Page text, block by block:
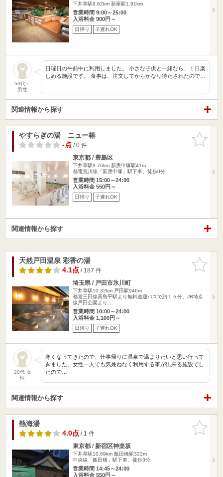
下井草駅9.62km 新座駅1.91km
営業時間 9:00～25:00
入浴料金 900円～
日帰り 子連れOK
50代～
男性
日曜日の午前中に利用しました。 小さな子供と一緒なら、１日楽
しめる施設です。 食事は、注文してからかなり待たされたので…
関連情報から探す
お気に入
りに追加
やすらぎの湯 ニュー椿
-点/ 0 件
東京都 / 豊島区
下井草駅9.76km 新庚申塚駅41m
都電荒川線「新庚申塚」駅下車、徒歩0分
営業時間 15:00～24:00
入浴料金 550円～
日帰り 子連れOK
関連情報から探す
お気に入
りに追加
天然戸田温泉 彩香の湯
4.1点/ 187 件
埼玉県 / 戸田市氷川町
下井草駅10.32km 戸田駅946m
都営三田線高島平駅より無料送迎バスで約１５分、JR埼京
線戸田公園より…
営業時間 10:00～24:00
入浴料金 1,100円～
日帰り 子連れOK
20代 女
性
寒くなってきたので、仕事帰りに温泉で温まりたいと思い行って
きました。女性一人でも気兼ねなく利用する事が出来る施設でし
たので…
関連情報から探す
お気に入
りに追加
熱海湯
4.0点/ 1 件
東京都 / 新宿区神楽坂
下井草駅10.69km 飯田橋駅322m
中央線「飯田橋」駅下車、徒歩3分
営業時間 14:45～24:00
入浴料金 550円～